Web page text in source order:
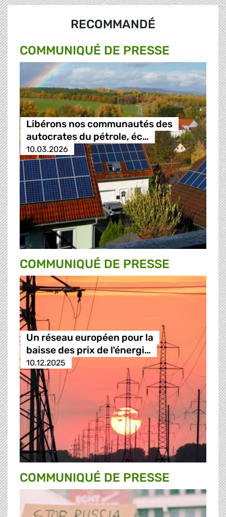
RECOMMANDÉ
COMMUNIQUÉ DE PRESSE
Libérons nos communautés des
autocrates du pétrole, éc…
10.03.2026
COMMUNIQUÉ DE PRESSE
Un réseau européen pour la
baisse des prix de l'énergi…
10.12.2025
COMMUNIQUÉ DE PRESSE